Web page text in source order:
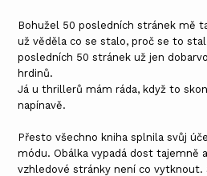
Bohužel 50 posledních stránek mě
už věděla co se stalo, proč se to
posledních 50 stránek už jen
hrdinů.
Já u thrillerů mám ráda, když to
napínavě.
Přesto všechno kniha splnila svůj
módu. Obálka vypadá dost tajemně
vzhledové stránky není co vytknout.